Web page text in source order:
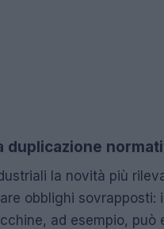
duplicazione
la novità più
obblighi sovrapposti:
ad esempio, può